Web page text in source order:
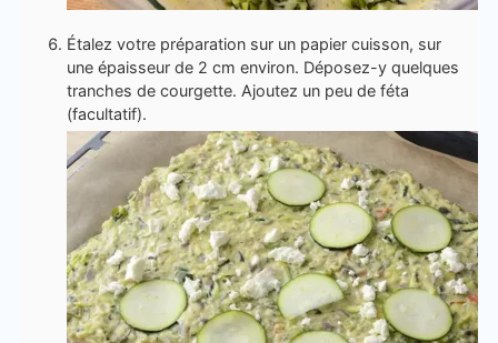
Étalez votre préparation sur un papier cuisson, sur
une épaisseur de 2 cm environ. Déposez-y quelques
tranches de courgette. Ajoutez un peu de féta
(facultatif).